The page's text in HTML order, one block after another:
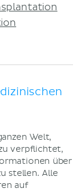
Welt,
verpflichtet,
über
stellen. Alle
auf